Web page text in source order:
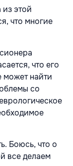
этой
что многие
что его
может найти
со
Боюсь, что о
все делаем